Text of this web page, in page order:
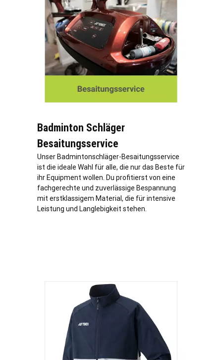
Badminton Schläger
Besaitungsservice
Unser Badmintonschläger-Besaitungsservice
ist die ideale Wahl für alle, die nur das Beste für
ihr Equipment wollen. Du profitierst von eine
fachgerechte und zuverlässige Bespannung
mit erstklassigem Material, die für intensive
Leistung und Langlebigkeit stehen.